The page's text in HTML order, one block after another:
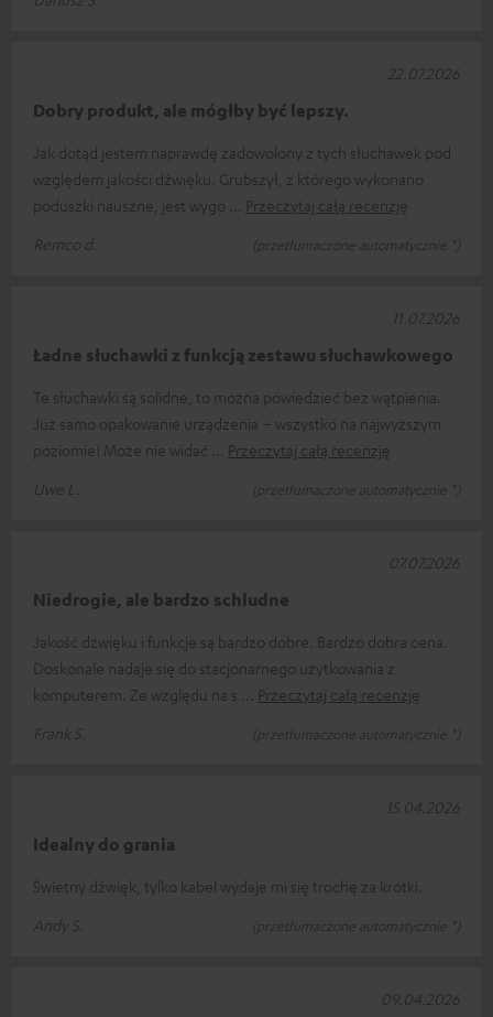
Dobry produkt, ale mógłby być lepszy.
Jak dotąd jestem naprawdę zadowolony z tych słuchawek pod
względem jakości dźwięku. Grubszył, z którego wykonano
poduszki nauszne, jest wygo
Przeczytaj całą recenzję
Remco d.
(przetłumaczone automatycznie *)
22.07.2026
Ładne słuchawki z funkcją zestawu słuchawkowego
Te słuchawki są solidne, to można powiedzieć bez wątpienia.
Już samo opakowanie urządzenia – wszystko na najwyższym
poziomie! Może nie widać
Przeczytaj całą recenzję
Uwe L.
(przetłumaczone automatycznie *)
11.07.2026
Niedrogie, ale bardzo schludne
Jakość dźwięku i funkcje są bardzo dobre. Bardzo dobra cena.
Doskonale nadaje się do stacjonarnego użytkowania z
komputerem. Ze względu na s
Przeczytaj całą recenzję
Frank S.
(przetłumaczone automatycznie *)
07.07.2026
Idealny do grania
Świetny dźwięk, tylko kabel wydaje mi się trochę za krótki.
Andy S.
(przetłumaczone automatycznie *)
15.04.2026
09.04.2026